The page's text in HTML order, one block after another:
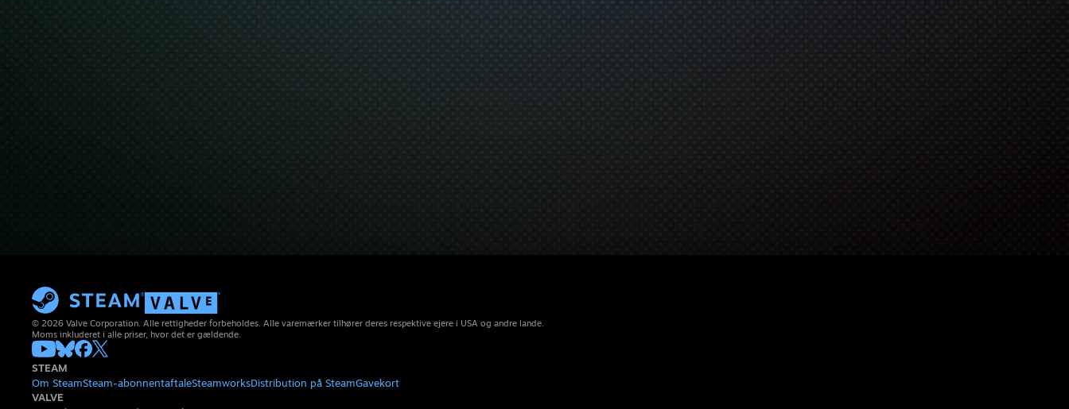
© 2026 Valve Corporation. Alle rettigheder forbeholdes. Alle varemærker tilhører deres respektive ejere i USA og andre lande.
Moms inkluderet i alle priser, hvor det er gældende.
STEAM
Om SteamSteam-abonnentaftaleSteamworksDistribution på SteamGavekort
VALVE